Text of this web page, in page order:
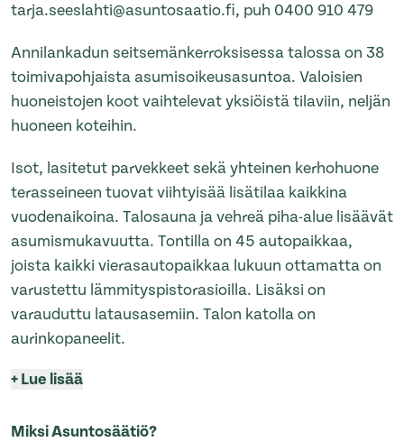
tarja.seeslahti@asuntosaatio.fi, puh 0400 910 479
Annilankadun seitsemänkerroksisessa talossa on 38
toimivapohjaista asumisoikeusasuntoa. Valoisien
huoneistojen koot vaihtelevat yksiöistä tilaviin, neljän
huoneen koteihin.
Isot, lasitetut parvekkeet sekä yhteinen kerhohuone
terasseineen tuovat viihtyisää lisätilaa kaikkina
vuodenaikoina. Talosauna ja vehreä piha-alue lisäävät
asumismukavuutta. Tontilla on 45 autopaikkaa,
joista kaikki vierasautopaikkaa lukuun ottamatta on
varustettu lämmityspistorasioilla. Lisäksi on
varauduttu latausasemiin. Talon katolla on
aurinkopaneelit.
+Lue lisää
Miksi Asuntosäätiö?